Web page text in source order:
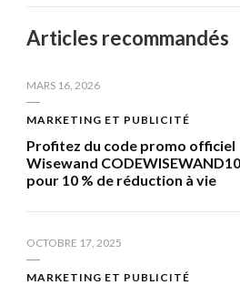
Articles recommandés
MARS 16, 2026
MARKETING ET PUBLICITÉ
Profitez du code promo officiel
Wisewand CODEWISEWAND10
pour 10 % de réduction à vie
OCTOBRE 17, 2025
MARKETING ET PUBLICITÉ